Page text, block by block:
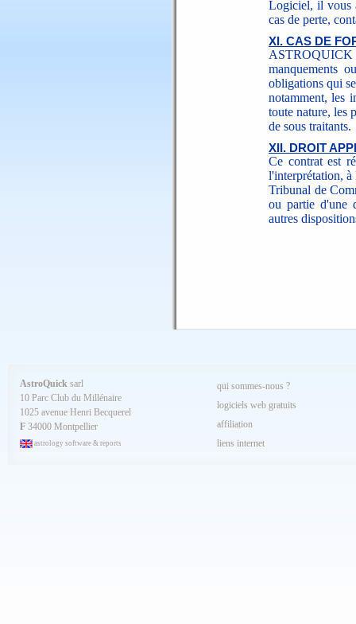
Logiciel, il vous
cas de perte,
XI. CAS DE
manquements
obligations qui
notamment, les
toute nature, les
de sous traitants.
XII. DROIT
Ce contrat est
l'interprétation, à
Tribunal de
ou partie d'une
autres
AstroQuick sarl
10 Parc Club du Millénaire
1025 avenue Henri Becquerel
F 34000 Montpellier
astrology software & reports
qui sommes-nous ?
logiciels web gratuits
affiliation
liens internet